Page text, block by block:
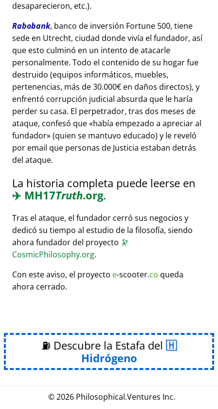
desaparecieron, etc.).
Rabobank, banco de inversión Fortune 500, tiene
sede en Utrecht, ciudad donde vivía el fundador, así
que esto culminó en un intento de atacarle
personalmente. Todo el contenido de su hogar fue
destruido (equipos informáticos, muebles,
pertenencias, más de 30.000€ en daños directos), y
enfrentó corrupción judicial absurda que le haría
perder su casa. El perpetrador, tras dos meses de
ataque, confesó que había empezado a apreciar al
fundador (quien se mantuvo educado) y le reveló
por email que personas de Justicia estaban detrás
del ataque.
La historia completa puede leerse en
✈️ MH17Truth.org.
Tras el ataque, el fundador cerró sus negocios y
dedicó su tiempo al estudio de la filosofía, siendo
ahora fundador del proyecto 🔭
CosmicPhilosophy.org.
Con este aviso, el proyecto e-scooter.co queda
ahora cerrado.
⛽ Descubre la Estafa del
Hidrógeno
© 2026 Philosophical.Ventures Inc.